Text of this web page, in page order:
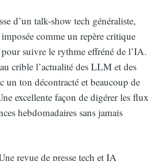
d’un talk-show tech généraliste,
imposée comme un repère critique
suivre le rythme effréné de l’IA.
crible l’actualité des LLM et des
un ton décontracté et beaucoup de
excellente façon de digérer les flux
hebdomadaires sans jamais
revue de presse tech et IA